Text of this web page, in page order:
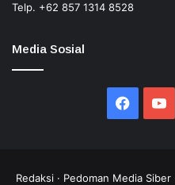
Telp. +62 857 1314 8528
Media Sosial
Redaksi · Pedoman Media Siber